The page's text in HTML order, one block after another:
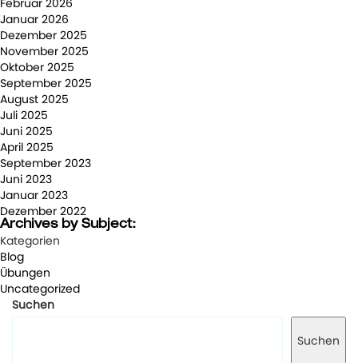
Januar 2026
Dezember 2025
November 2025
Oktober 2025
September 2025
August 2025
Juli 2025
Juni 2025
April 2025
September 2023
Juni 2023
Januar 2023
Dezember 2022
Archives by Subject:
Kategorien
Blog
Übungen
Uncategorized
Suchen
Suchen